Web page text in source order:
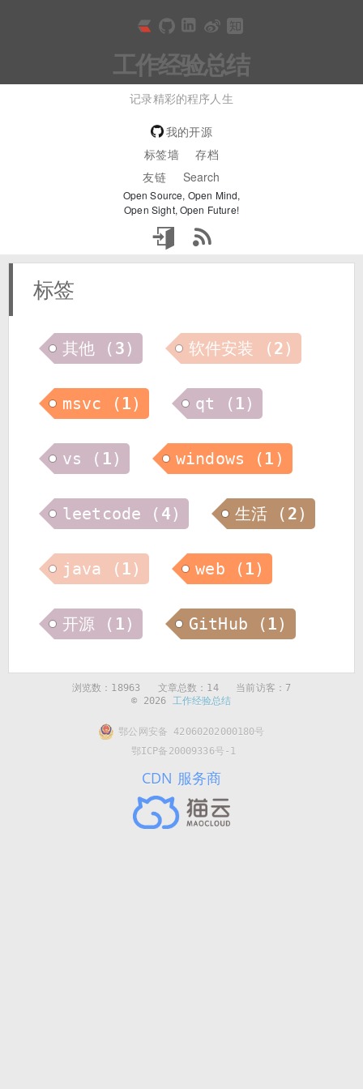
工作经验总结
记录精彩的程序人生
我的开源
标签墙
存档
友链
Search
Open Source, Open Mind,
Open Sight, Open Future!
标签
其他 ( 3) 软件安装 (2)
msvc (1) qt ( 1)
vs ( 1) windows (1 )
leetcode ( 4) 生活 ( 2)
java ( 1) web (1)
开源 ( 1) GitHub ( 1)
浏览数： 18963 文章总数：14 当前访客：7
© 2026 工作经验总结
鄂公网安备 42060202000180号
鄂ICP备20009336号-1
CDN 服务商